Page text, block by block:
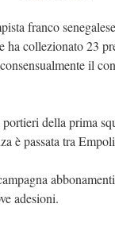
franco
ha collezionato 23
il
della prima
è passata tra
adesioni.